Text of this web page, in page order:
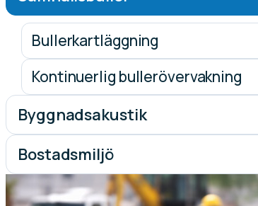
Bullerkartläggning
Kontinuerlig bullerövervakning
Byggnadsakustik
Bostadsmiljö